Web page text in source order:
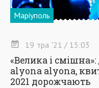
Маріуполь
19 тра '21 / 15:03
«Велика і
alyona alyona,
2021 дорожчають